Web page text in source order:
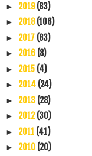
► 2019(83)
► 2018(106)
► 2017 (83)
► 2016 (8)
► 2015 (4)
► 2014 (24)
► 2013 (28)
► 2012(30)
► 2011 (41)
► 2010 (20)